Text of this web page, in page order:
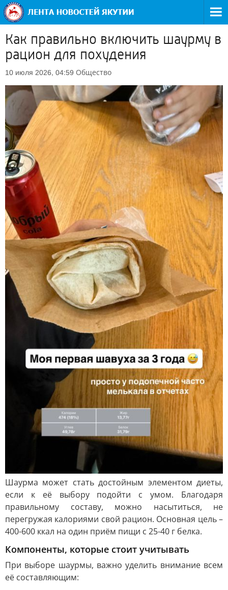
Как правильно включить шаурму в
рацион для похудения
10 июля 2026, 04:59 Общество
Шаурма может стать достойным элементом диеты,
если к её выбору подойти с умом. Благодаря
правильному составу, можно насытиться, не
перегружая калориями свой рацион. Основная цель –
400-600 ккал на один приём пищи с 25-40 г белка.
Компоненты, которые стоит учитывать
При выборе шаурмы, важно уделить внимание всем
её составляющим: